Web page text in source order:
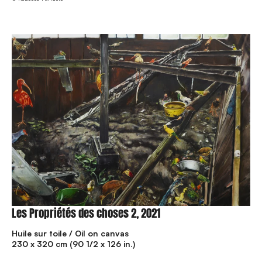
Les Propriétés des choses 2, 2021
Huile sur toile / Oil on canvas
230 x 320 cm (90 1/2 x 126 in.)